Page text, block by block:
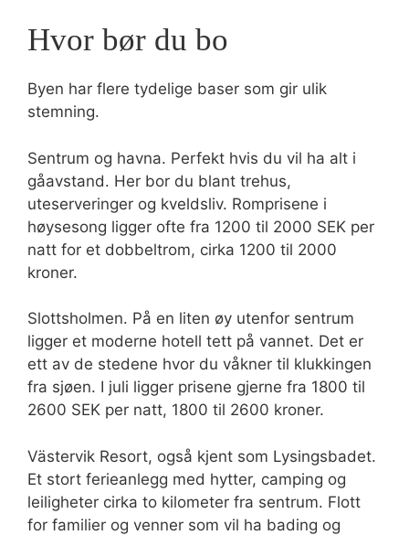
Hvor bør du bo
Byen har flere tydelige baser som gir ulik
stemning.
Sentrum og havna. Perfekt hvis du vil ha alt i
gåavstand. Her bor du blant trehus,
uteserveringer og kveldsliv. Romprisene i
høysesong ligger ofte fra 1200 til 2000 SEK per
natt for et dobbeltrom, cirka 1200 til 2000
kroner.
Slottsholmen. På en liten øy utenfor sentrum
ligger et moderne hotell tett på vannet. Det er
ett av de stedene hvor du våkner til klukkingen
fra sjøen. I juli ligger prisene gjerne fra 1800 til
2600 SEK per natt, 1800 til 2600 kroner.
Västervik Resort, også kjent som Lysingsbadet.
Et stort ferieanlegg med hytter, camping og
leiligheter cirka to kilometer fra sentrum. Flott
for familier og venner som vil ha bading og